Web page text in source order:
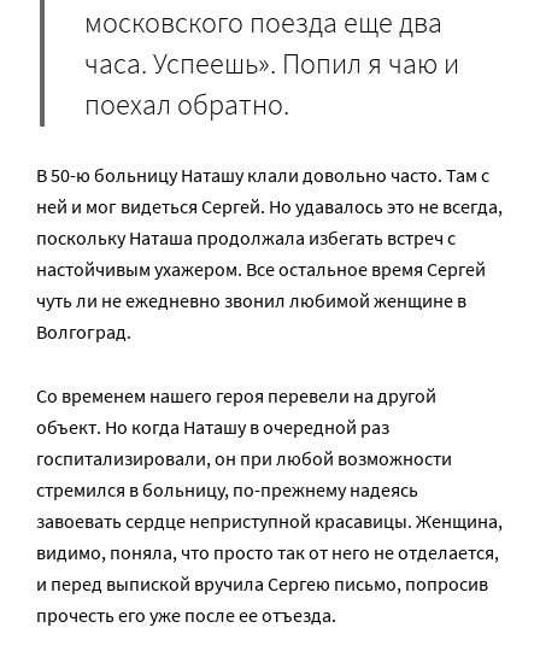
московского поезда еще два
часа. Успеешь». Попил я чаю и
поехал обратно.
В 50-ю больницу Наташу клали довольно часто. Там с
ней и мог видеться Сергей. Но удавалось это не всегда,
поскольку Наташа продолжала избегать встреч с
настойчивым ухажером. Все остальное время Сергей
чуть ли не ежедневно звонил любимой женщине в
Волгоград.
Со временем нашего героя перевели на другой
объект. Но когда Наташу в очередной раз
госпитализировали, он при любой возможности
стремился в больницу, по-прежнему надеясь
завоевать сердце неприступной красавицы. Женщина,
видимо, поняла, что просто так от него не отделается,
и перед выпиской вручила Сергею письмо, попросив
прочесть его уже после ее отъезда.